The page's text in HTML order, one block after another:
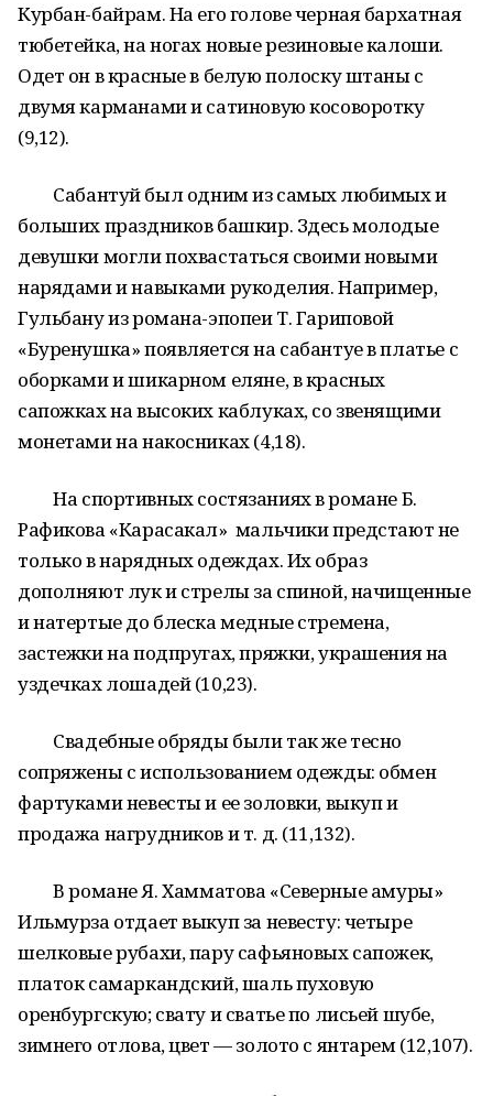
Курбан-байрам. На его голове черная бархатная
тюбетейка, на ногах новые резиновые калоши.
Одет он в красные в белую полоску штаны с
двумя карманами и сатиновую косоворотку
(9,12).
Сабантуй был одним из самых любимых и
больших праздников башкир. Здесь молодые
девушки могли похвастаться своими новыми
нарядами и навыками рукоделия. Например,
Гульбану из романа-эпопеи Т. Гариповой
«Буренушка» появляется на сабантуе в платье с
оборками и шикарном еляне, в красных
сапожках на высоких каблуках, со звенящими
монетами на накосниках (4,18).
На спортивных состязаниях в романе Б.
Рафикова «Карасакал» мальчики предстают не
только в нарядных одеждах. Их образ
дополняют лук и стрелы за спиной, начищенные
и натертые до блеска медные стремена,
застежки на подпругах, пряжки, украшения на
уздечках лошадей (10,23).
Свадебные обряды были так же тесно
сопряжены с использованием одежды: обмен
фартуками невесты и ее золовки, выкуп и
продажа нагрудников и т. д. (11,132).
В романе Я. Хамматова «Северные амуры»
Ильмурза отдает выкуп за невесту: четыре
шелковые рубахи, пару сафьяновых сапожек,
платок самаркандский, шаль пуховую
оренбургскую; свату и сватье по лисьей шубе,
зимнего отлова, цвет — золото с янтарем (12,107).